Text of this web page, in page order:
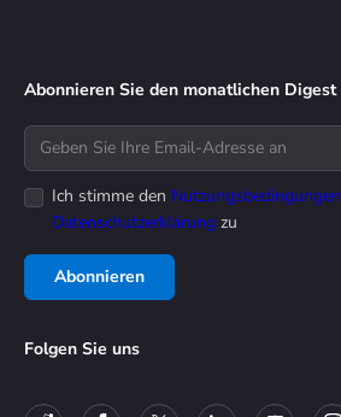
Abonnieren Sie den monatlichen Digest
Ich stimme den Nutzungsbedingungen
Datenschutzerklärung zu
Abonnieren
Folgen Sie uns